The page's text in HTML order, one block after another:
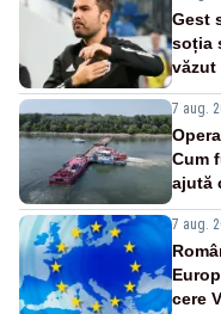
Gest
soția
văzut
7 aug.
Cum
ajută
7 aug.
cere